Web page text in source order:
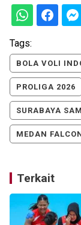
Tags:
BOLA VOLI
PROLIGA 2026
SURABAYA
MEDAN
Terkait